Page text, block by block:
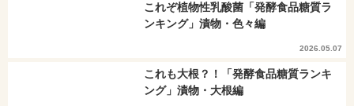
これぞ植物性乳酸菌「発酵食品糖質ラ
ンキング」漬物・色々編
2026.05.07
これも大根？！「発酵食品糖質ランキ
ング」漬物・大根編